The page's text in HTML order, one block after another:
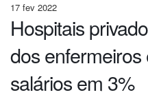
17 fev 2022
Hospitais
dos
salários em 3%